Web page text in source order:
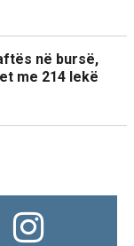
në bursë,
me 214 lekë